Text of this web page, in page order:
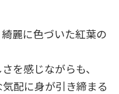
麗に色づいた紅葉の
を感じながらも、
配に身が引き締まる